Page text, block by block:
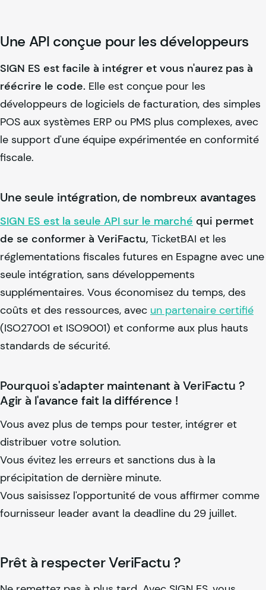
Une API conçue pour les développeurs
SIGN ES est facile à intégrer et vous n'aurez pas à
réécrire le code. Elle est conçue pour les
développeurs de logiciels de facturation, des simples
POS aux systèmes ERP ou PMS plus complexes, avec
le support d'une équipe expérimentée en conformité
fiscale.
Une seule intégration, de nombreux avantages
SIGN ES est la seule API sur le marché qui permet
de se conformer à VeriFactu, TicketBAI et les
réglementations fiscales futures en Espagne avec une
seule intégration, sans développements
supplémentaires. Vous économisez du temps, des
coûts et des ressources, avec un partenaire certifié
(ISO27001 et ISO9001) et conforme aux plus hauts
standards de sécurité.
Pourquoi s'adapter maintenant à VeriFactu ?
Agir à l'avance fait la différence !
Vous avez plus de temps pour tester, intégrer et
distribuer votre solution.
Vous évitez les erreurs et sanctions dus à la
précipitation de dernière minute.
Vous saisissez l'opportunité de vous affirmer comme
fournisseur leader avant la deadline du 29 juillet.
Prêt à respecter VeriFactu ?